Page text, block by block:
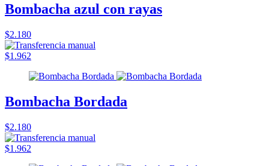
Bombacha azul con rayas
$2.180
$1.962
Bombacha Bordada
$2.180
$1.962